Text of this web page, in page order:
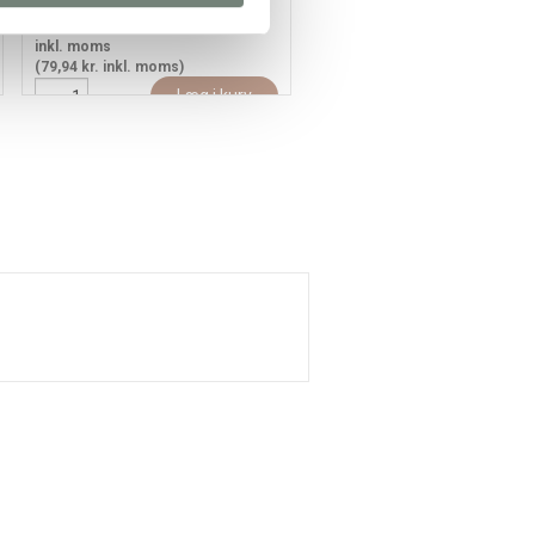
inkl. moms
(79,94 kr. inkl. moms)
Læg i kurv